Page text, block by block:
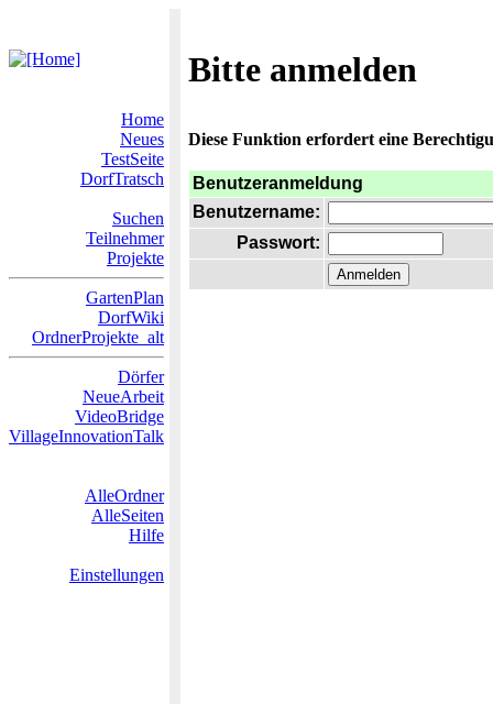
Bitte anmelden
Home
Neues
TestSeite
DorfTratsch
Suchen
Teilnehmer
Projekte
GartenPlan
DorfWiki
OrdnerProjekte_alt
Dörfer
NeueArbeit
VideoBridge
VillageInnovationTalk
AlleOrdner
AlleSeiten
Hilfe
Einstellungen
Diese Funktion erfordert eine
Benutzeranmeldung
Benutzername:
Passwort: